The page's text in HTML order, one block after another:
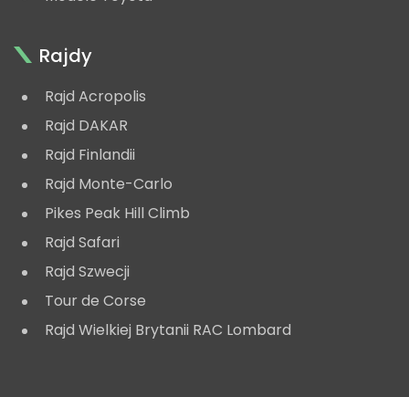
Rajdy
Rajd Acropolis
Rajd DAKAR
Rajd Finlandii
Rajd Monte-Carlo
Pikes Peak Hill Climb
Rajd Safari
Rajd Szwecji
Tour de Corse
Rajd Wielkiej Brytanii RAC Lombard